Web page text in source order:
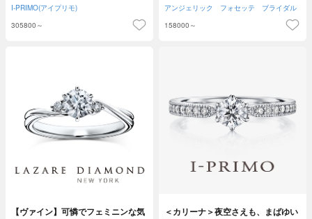
I-PRIMO(アイプリモ)
305800～
いエンゲージ！
アンジェリック フォセッテ ブライダル
158000～
【ヴァイン】可憐でフェミニンな気
＜カリーナ＞夜空さえも、まばゆい